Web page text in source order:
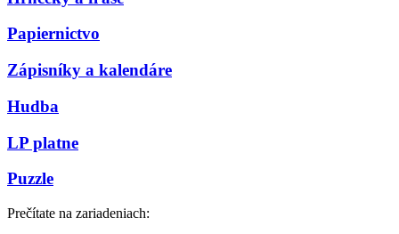
Papiernictvo
Zápisníky a kalendáre
Hudba
LP platne
Puzzle
Prečítate na zariadeniach: